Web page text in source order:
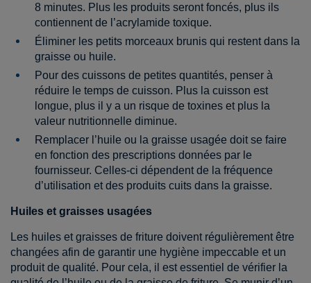
8 minutes. Plus les produits seront foncés, plus ils
contiennent de l’acrylamide toxique.
Éliminer les petits morceaux brunis qui restent dans la
graisse ou huile.
Pour des cuissons de petites quantités, penser à
réduire le temps de cuisson. Plus la cuisson est
longue, plus il y a un risque de toxines et plus la
valeur nutritionnelle diminue.
Remplacer l’huile ou la graisse usagée doit se faire
en fonction des prescriptions données par le
fournisseur. Celles-ci dépendent de la fréquence
d’utilisation et des produits cuits dans la graisse.
Huiles et graisses usagées
Les huiles et graisses de friture doivent régulièrement être
changées afin de garantir une hygiène impeccable et un
produit de qualité. Pour cela, il est essentiel de vérifier la